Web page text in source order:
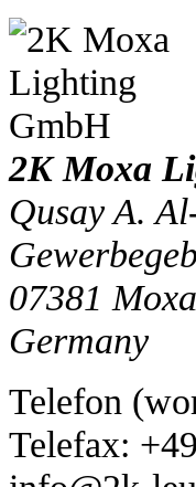
2K Moxa
Qusay A.
07381
Germany
Telefon (
Telefax: